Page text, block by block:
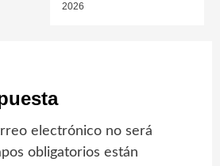
2026
electrónico no será
obligatorios están